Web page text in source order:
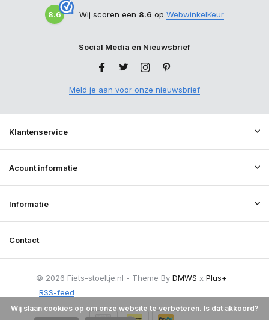
8.6 Wij scoren een 8.6 op WebwinkelKeur
Social Media en Nieuwsbrief
Meld je aan voor onze nieuwsbrief
Klantenservice
Acount informatie
Informatie
Contact
© 2026 Fiets-stoeltje.nl - Theme By DMWS x Plus+
RSS-feed
Wij slaan cookies op om onze website te verbeteren. Is dat akkoord?